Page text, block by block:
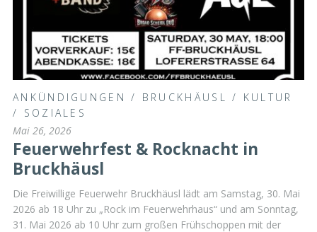
ANKÜNDIGUNGEN / BRUCKHÄUSL / KULTUR
/ SOZIALES
Mai 26, 2026
Feuerwehrfest & Rocknacht in
Bruckhäusl
Die Freiwillige Feuerwehr Bruckhäusl lädt am Samstag, 30. Mai
2026 ab 18 Uhr zu „Rock im Feuerwehrhaus“ und am Sonntag,
31. Mai 2026 ab 10 Uhr zum großen Frühschoppen mit der